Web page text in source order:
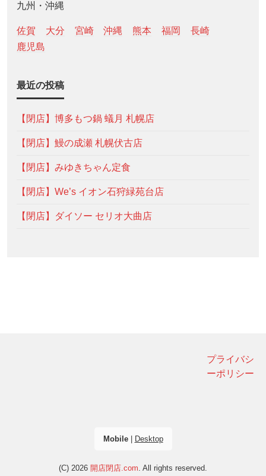
九州・沖縄
佐賀 大分 宮崎 沖縄 熊本 福岡
長崎
鹿児島
最近の投稿
【閉店】博多もつ鍋 蟻月 札幌店
【閉店】鰻の成瀬 札幌伏古店
【閉店】みゆきちゃん定食
【閉店】We’s イオン石狩緑苑台店
【閉店】ダイソー セリオ大曲店
プライバシ
ーポリシー
Mobile| Desktop
(C) 2026 開店閉店.com. All rights reserved.